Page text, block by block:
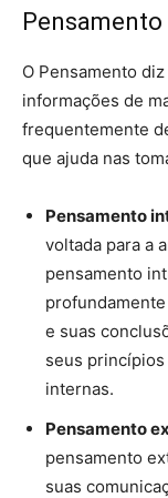
O Pensamento
informações de
frequentemente
que ajuda nas
Pensamento
voltada para a
pensamento
e suas
seus
internas.
Pensamento
pensamento
suas